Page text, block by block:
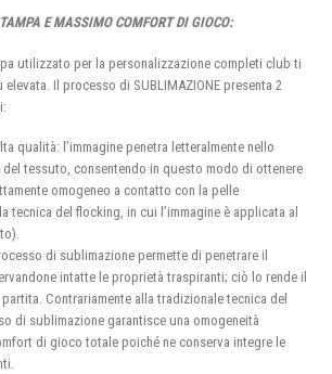
E MASSIMO COMFORT DI GIOCO:
utilizzato per la personalizzazione completi club ti
Il processo di SUBLIMAZIONE presenta 2
qualità: l’immagine penetra letteralmente nello
tessuto, consentendo in questo modo di ottenere
omogeneo a contatto con la pelle
tecnica del flocking, in cui l’immagine è applicata al
di sublimazione permette di penetrare il
intatte le proprietà traspiranti; ciò lo rende il
Contrariamente alla tradizionale tecnica del
di sublimazione garantisce una omogeneità
di gioco totale poiché ne conserva integre le